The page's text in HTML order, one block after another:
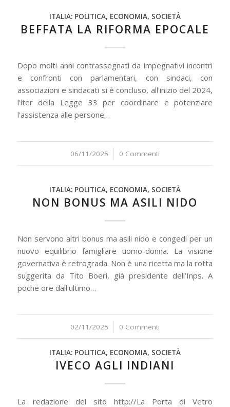
ITALIA: POLITICA, ECONOMIA, SOCIETÀ
BEFFATA LA RIFORMA EPOCALE
Dopo molti anni contrassegnati da impegnativi incontri
e confronti con parlamentari, con sindaci, con
associazioni e sindacati si è concluso, all'inizio del 2024,
l'iter della Legge 33 per coordinare e potenziare
l'assistenza alle persone…
06/11/2025
/ 0 Commenti
ITALIA: POLITICA, ECONOMIA, SOCIETÀ
NON BONUS MA ASILI NIDO
Non servono altri bonus ma asili nido e congedi per un
nuovo equilibrio famigliare uomo-donna. La visione
governativa è retrograda. Non è una ricetta ma la rotta
suggerita da Tito Boeri, già presidente dell’Inps. A
poche ore dall'ultimo…
02/11/2025
/ 0 Commenti
ITALIA: POLITICA, ECONOMIA, SOCIETÀ
IVECO AGLI INDIANI
La redazione del sito http://La Porta di Vetro